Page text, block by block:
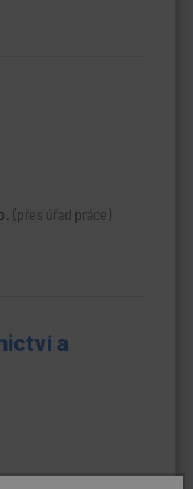
(přes úřad práce)
a